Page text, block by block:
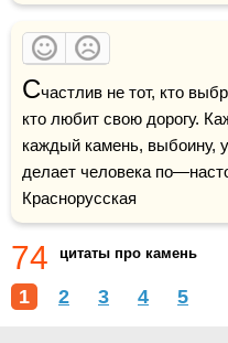
Счастлив не тот, кто
кто любит свою дорогу.
каждый камень, выбоину,
делает человека
Краснорусская
74 цитаты про камень
1 2 3 4 5